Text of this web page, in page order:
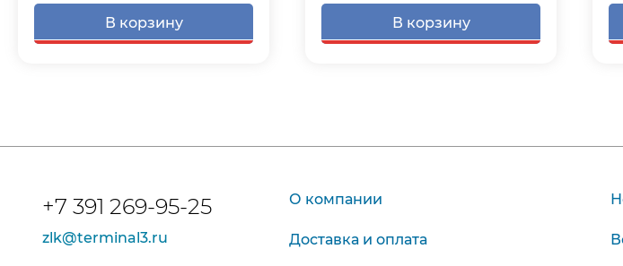
В корзину В корзину
+7 391 269-95-25
zlk@terminal3.ru
О компании
Доставка и оплата